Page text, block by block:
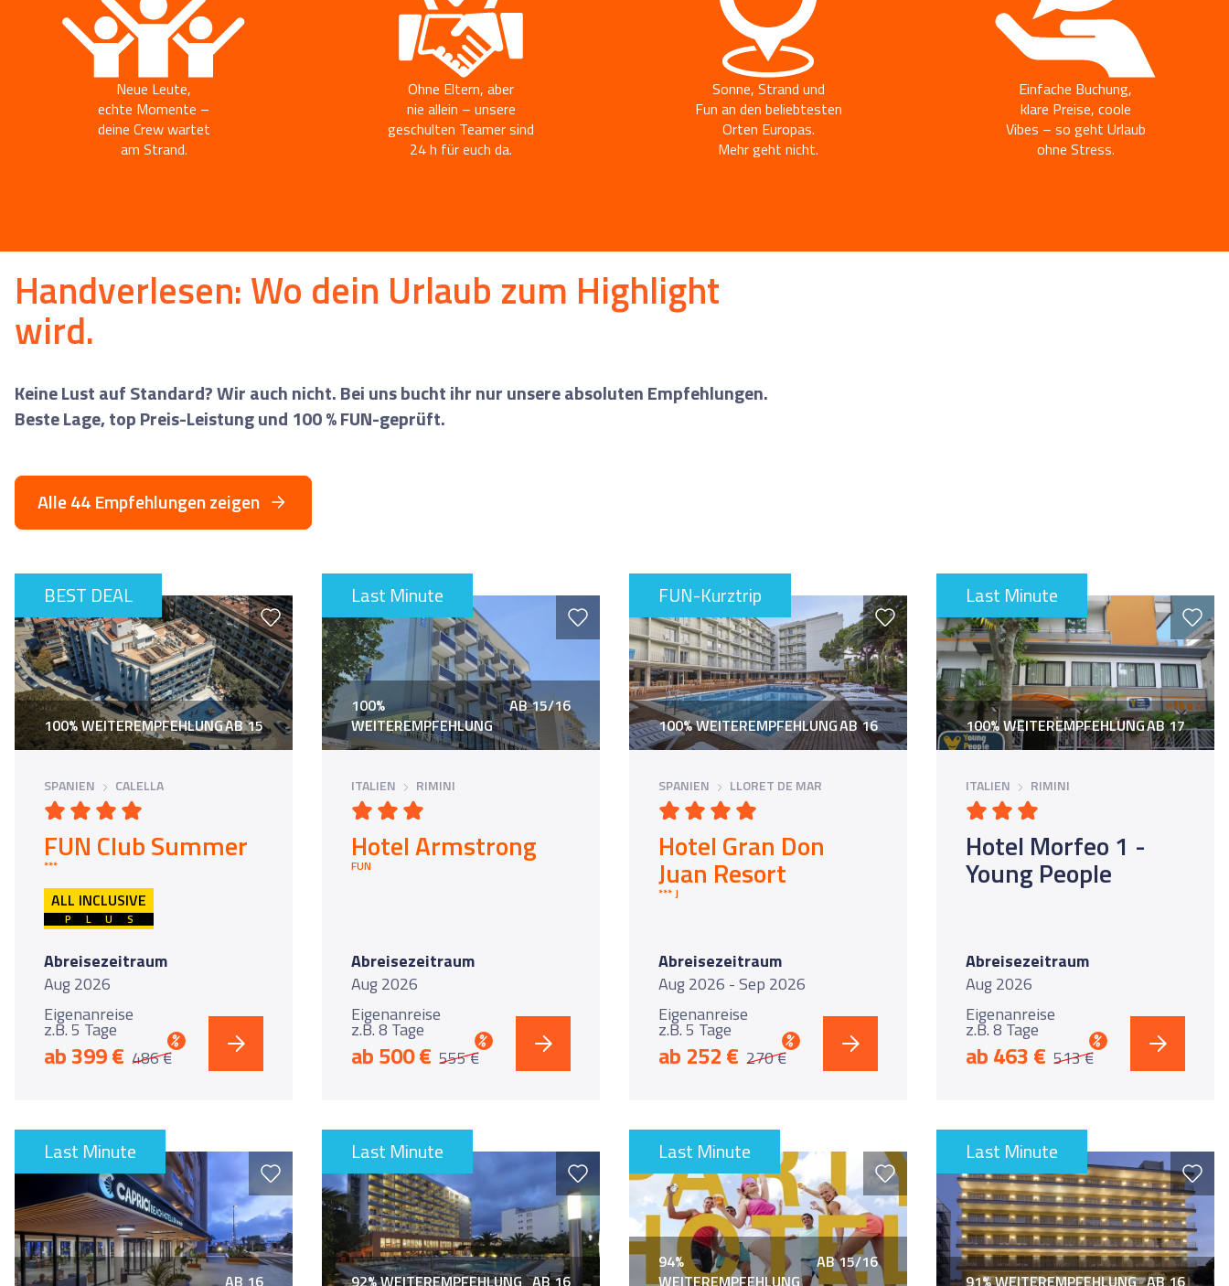
Reise/n auf deiner Merkliste
Keine Reisen auf der Merkliste
Neue Leute,
echte Momente –
deine Crew wartet
am Strand.
Ohne Eltern, aber
nie allein – unsere
geschulten Teamer sind
24 h für euch da.
Sonne, Strand und
Fun an den beliebtesten
Orten Europas.
Mehr geht nicht.
Einfache Buchung,
klare Preise, coole
Vibes – so geht Urlaub
ohne Stress.
Handverlesen: Wo dein Urlaub zum Highlight
wird.
Keine Lust auf Standard? Wir auch nicht. Bei uns bucht ihr nur unsere absoluten Empfehlungen.
Beste Lage, top Preis-Leistung und 100 % FUN-geprüft.
Alle 44 Empfehlungen zeigen
BEST DEAL
100% WEITEREMPFEHLUNGAB 15
SPANIEN CALELLA
FUN Club Summer
*** the place to be in Calella 2026 ***
ALL INCLUSIVE
PLUS
Abreisezeitraum
Aug 2026
Eigenanreise
z.B. 5 Tage
ab 399 € 486 €
%
Last Minute
100%
WEITEREMPFEHLUNG
AB 15/16
ITALIEN RIMINI
Hotel Armstrong
FUN Hotel des Jahres 2025 in Rimini
Abreisezeitraum
Aug 2026
Eigenanreise
z.B. 8 Tage
ab 500 € 555 €
%
FUN-Kurztrip
100% WEITEREMPFEHLUNGAB 16
SPANIEN LLORET DE MAR
Hotel Gran Don
Juan Resort
*** Jetzt Kurztrip buchen ***
Abreisezeitraum
Aug 2026 - Sep 2026
Eigenanreise
z.B. 5 Tage
ab 252 € 270 €
%
Last Minute
100% WEITEREMPFEHLUNGAB 17
ITALIEN RIMINI
Hotel Morfeo 1 -
Young People
Abreisezeitraum
Aug 2026
Eigenanreise
z.B. 8 Tage
ab 463 € 513 €
%
Last Minute
AB 16
Last Minute
92% WEITEREMPFEHLUNG AB 16
Last Minute
94%
WEITEREMPFEHLUNG
AB 15/16
Last Minute
91% WEITEREMPFEHLUNG AB 16